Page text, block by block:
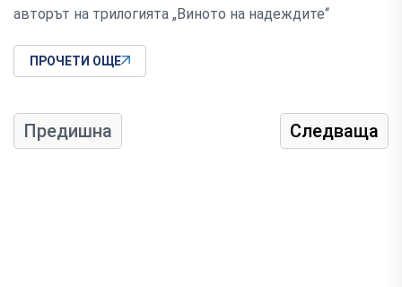
авторът на трилогията „Виното на надеждите“
ПРОЧЕТИ ОЩЕ
Предишна Следваща